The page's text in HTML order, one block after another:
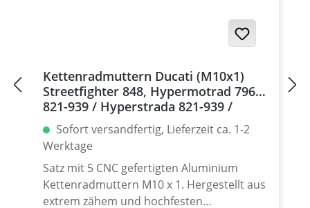
dauerhafte Haltbarkeit hochwertig eloxiert
Adapter findest Du weiter unten beim
Zubehör.
Kettenradmuttern Ducati (M10x1)
Streetfighter 848, Hypermotrad 796-
821-939 / Hyperstrada 821-939 /
Desmosedici RR, 5 | silber
Sofort versandfertig, Lieferzeit ca. 1-2
Werktage
Satz mit 5 CNC gefertigten Aluminium
Kettenradmuttern M10 x 1. Hergestellt aus
extrem zähem und hochfesten